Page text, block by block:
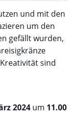
und mit den
um den
gefällt wurden,
sind
2024 um 11.00